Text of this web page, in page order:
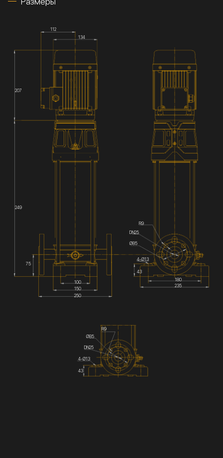
DN25
112
134
207
249
75
100
150
250
180
235
43
4-Ø13
Ø85
R9
DN25
R9
Ø85
4-Ø13
43